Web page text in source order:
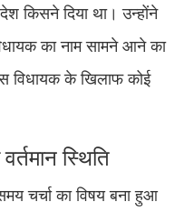
किसने दिया था। उन्होंने
का नाम सामने आने का
विधायक के खिलाफ कोई
स्थिति
चर्चा का विषय बना हुआ